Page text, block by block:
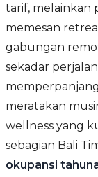
tarif, melainkan
memesan
gabungan
sekadar
meratakan
wellness yang
sebagian Bali
okupansi